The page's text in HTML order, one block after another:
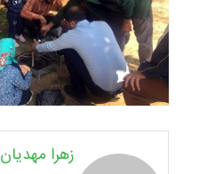
زهرا مهدیان